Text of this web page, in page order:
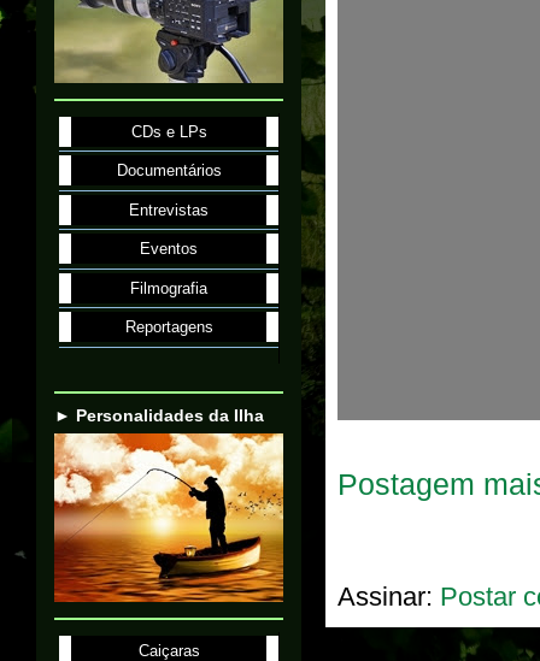
Postagem
Assinar: Postar
CDs e LPs
Documentários
Entrevistas
Eventos
Filmografia
Reportagens
► Personalidades da Ilha
Caiçaras